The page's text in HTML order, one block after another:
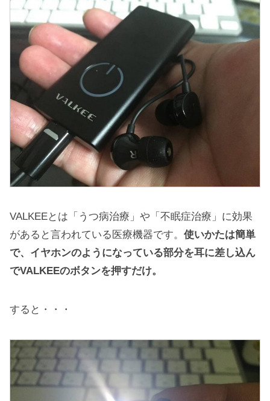
VALKEEとは「うつ病治療」や「不眠症治療」に効果
があると言われている医療機器です。 使いかたは簡単
で、イヤホンのようになっている部分を耳に差し込ん
でVALKEEのボタンを押すだけ。
すると・・・